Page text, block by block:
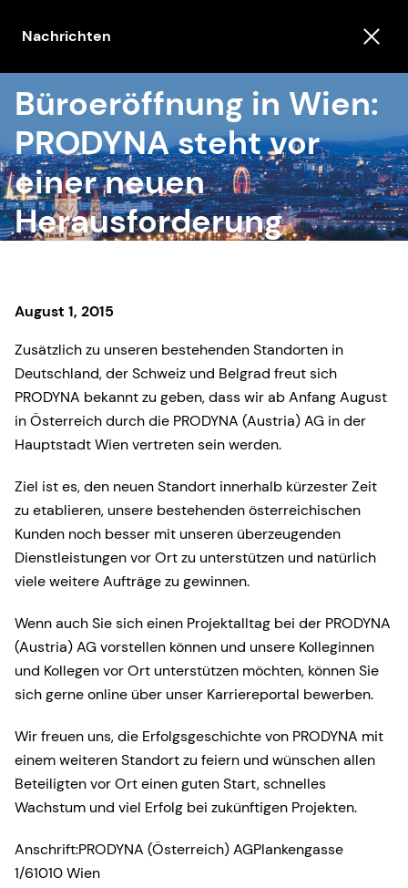
Nachrichten
Büroeröffnung in Wien:
PRODYNA steht vor
einer neuen
Herausforderung
August 1, 2015
Zusätzlich zu unseren bestehenden Standorten in
Deutschland, der Schweiz und Belgrad freut sich
PRODYNA bekannt zu geben, dass wir ab Anfang August
in Österreich durch die PRODYNA (Austria) AG in der
Hauptstadt Wien vertreten sein werden.
Ziel ist es, den neuen Standort innerhalb kürzester Zeit
zu etablieren, unsere bestehenden österreichischen
Kunden noch besser mit unseren überzeugenden
Dienstleistungen vor Ort zu unterstützen und natürlich
viele weitere Aufträge zu gewinnen.
Wenn auch Sie sich einen Projektalltag bei der PRODYNA
(Austria) AG vorstellen können und unsere Kolleginnen
und Kollegen vor Ort unterstützen möchten, können Sie
sich gerne online über unser Karriereportal bewerben.
Wir freuen uns, die Erfolgsgeschichte von PRODYNA mit
einem weiteren Standort zu feiern und wünschen allen
Beteiligten vor Ort einen guten Start, schnelles
Wachstum und viel Erfolg bei zukünftigen Projekten.
Anschrift:PRODYNA (Österreich) AGPlankengasse
1/61010 Wien